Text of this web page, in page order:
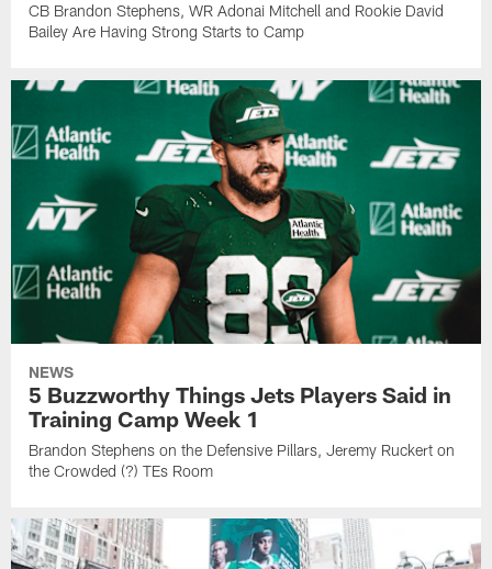
CB Brandon Stephens, WR Adonai Mitchell and Rookie David
Bailey Are Having Strong Starts to Camp
NEWS
5 Buzzworthy Things Jets Players Said in
Training Camp Week 1
Brandon Stephens on the Defensive Pillars, Jeremy Ruckert on
the Crowded (?) TEs Room